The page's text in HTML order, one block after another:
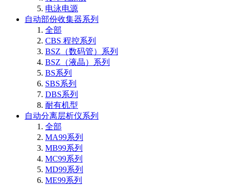
电泳电源
自动部份收集器系列
全部
CBS 程控系列
BSZ（数码管）系列
BSZ（液晶）系列
BS系列
SBS系列
DBS系列
耐有机型
自动分离层析仪系列
全部
MA99系列
MB99系列
MC99系列
MD99系列
ME99系列